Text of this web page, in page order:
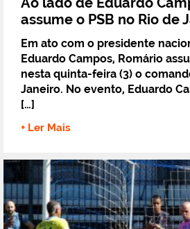
assume o PSB no Rio de
Em ato com o presidente
Eduardo Campos, Romário
nesta quinta-feira (3) o
Janeiro. No evento, Eduardo
[…]
+ Ler Mais